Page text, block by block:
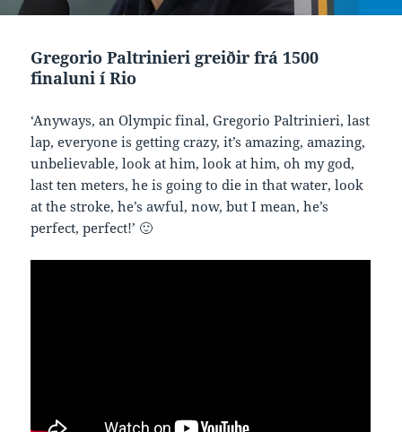
Gregorio Paltrinieri greiðir frá 1500
finaluni í Rio
‘Anyways, an Olympic final, Gregorio Paltrinieri, last
lap, everyone is getting crazy, it’s amazing, amazing,
unbelievable, look at him, look at him, oh my god,
last ten meters, he is going to die in that water, look
at the stroke, he’s awful, now, but I mean, he’s
perfect, perfect!’ 🙂